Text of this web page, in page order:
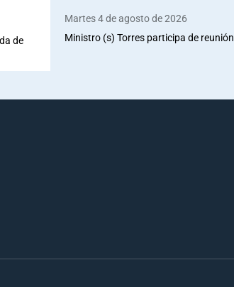
de
Martes 4 de agosto de 2026
Ministro (s) Torres participa de